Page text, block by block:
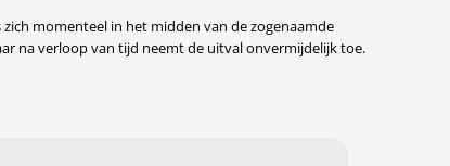
momenteel in het midden van de zogenaamde
na verloop van tijd neemt de uitval onvermijdelijk toe.